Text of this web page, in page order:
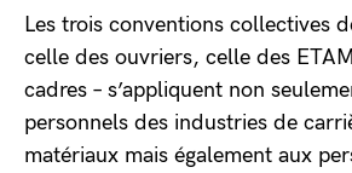
Les trois conventions collectives
celle des ouvriers, celle des
cadres – s’appliquent non
personnels des industries de
matériaux mais également aux